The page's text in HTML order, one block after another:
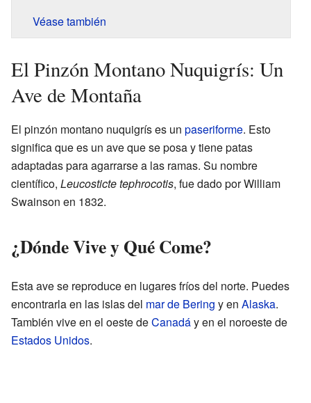
Véase también
El Pinzón Montano Nuquigrís: Un
Ave de Montaña
El pinzón montano nuquigrís es un paseriforme. Esto
significa que es un ave que se posa y tiene patas
adaptadas para agarrarse a las ramas. Su nombre
científico, Leucosticte tephrocotis, fue dado por William
Swainson en 1832.
¿Dónde Vive y Qué Come?
Esta ave se reproduce en lugares fríos del norte. Puedes
encontrarla en las islas del mar de Bering y en Alaska.
También vive en el oeste deCanadáy en el noroeste de
Estados Unidos.